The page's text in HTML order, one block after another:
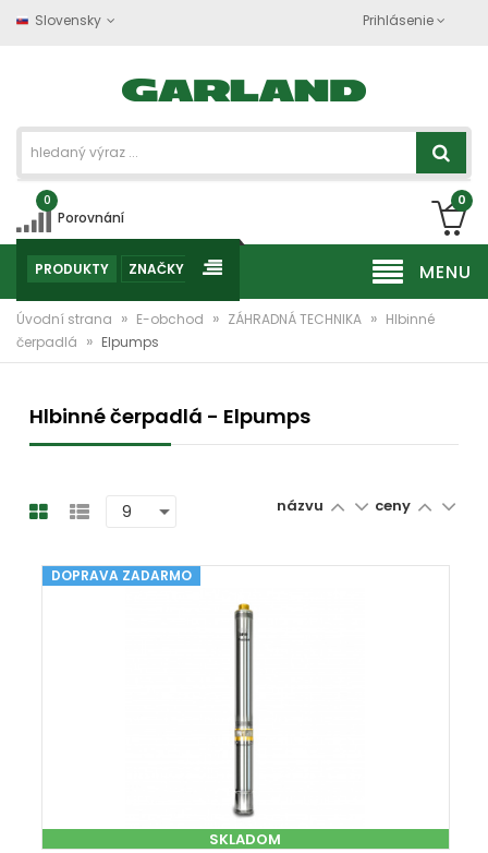
Slovensky Prihlásenie
0
Porovnání
0
MENU
PRODUKTY ZNAČKY
Úvodní strana » E-obchod » ZÁHRADNÁ TECHNIKA » Hlbinné
čerpadlá » Elpumps
Hlbinné čerpadlá - Elpumps
názvu ceny
DOPRAVA ZADARMO
SKLADOM